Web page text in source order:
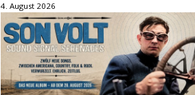
4. August 2026